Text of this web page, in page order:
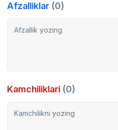
Afzalliklar (0)
Kamchiliklari (0)